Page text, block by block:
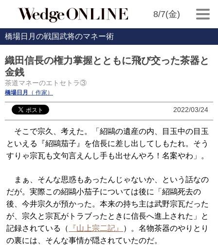
8/7(金)
橋場日月の戦国武将のマネー術
織田信長の権力掌握とともに飛び交った茶器と
金銭
茶道マネーのエトセトラ③
橋場日月 （ 作家）
2022/03/24
そこで宗久、考えた。「紹鷗の遺産の内、目玉中の目玉
といえる『紹鷗茄子』を信長に差し出してしもたれ。そう
すりゃ宗瓦も文句言えんし手も出せんやろ！名案やわ」。
まぁ、そんな思惑もあったんじゃないか、という話なの
だが。実際この紹鷗小茄子については後に「紹鷗死去の
後、今井宗久が預かった。本来の持ち主は武野宗瓦だった
が、宗久と宗瓦がトラブったときに信長へ進上された」と
記録されている（
『山上宗二記』
）。名物茶器のやりとり
の裏には、そんな事情が隠されていたのだ。